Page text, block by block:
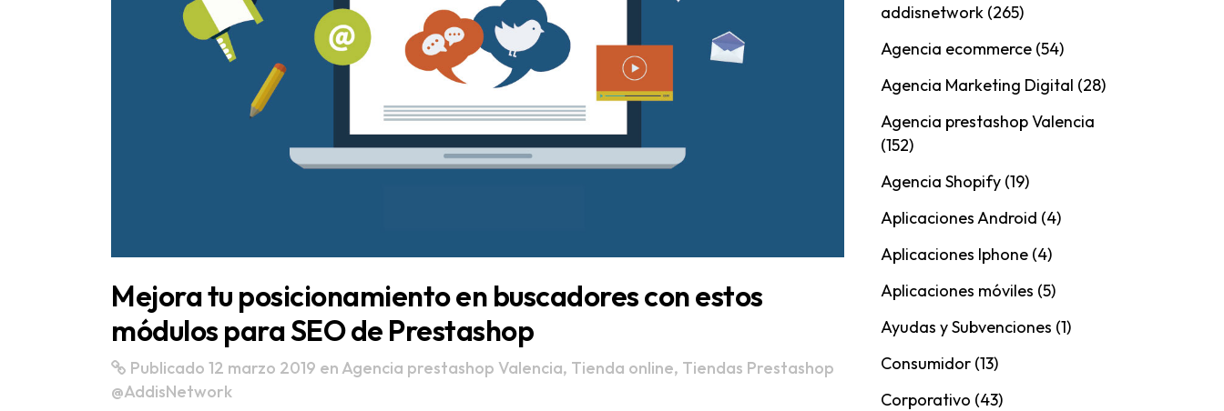
Mejora tu posicionamiento en buscadores con estos
módulos para SEO de Prestashop
Publicado 12 marzo 2019 en Agencia prestashop Valencia, Tienda online, Tiendas Prestashop
@AddisNetwork
addisnetwork (265)
Agencia ecommerce (54)
Agencia Marketing Digital (28)
Agencia prestashop Valencia
(152)
Agencia Shopify (19)
Aplicaciones Android (4)
Aplicaciones Iphone (4)
Aplicaciones móviles (5)
Ayudas y Subvenciones (1)
Consumidor (13)
Corporativo (43)